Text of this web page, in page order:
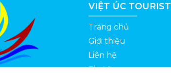
VIỆT ÚC TOURIST
Trang chủ
Giới thiệu
Liên hệ
Tin tức